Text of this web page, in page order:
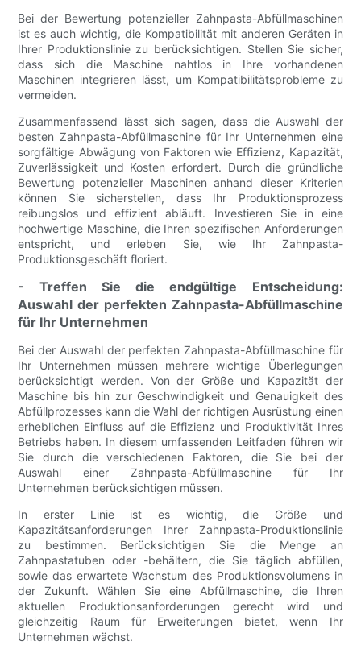
Bei der Bewertung potenzieller Zahnpasta-Abfüllmaschinen
ist es auch wichtig, die Kompatibilität mit anderen Geräten in
Ihrer Produktionslinie zu berücksichtigen. Stellen Sie sicher,
dass sich die Maschine nahtlos in Ihre vorhandenen
Maschinen integrieren lässt, um Kompatibilitätsprobleme zu
vermeiden.
Zusammenfassend lässt sich sagen, dass die Auswahl der
besten Zahnpasta-Abfüllmaschine für Ihr Unternehmen eine
sorgfältige Abwägung von Faktoren wie Effizienz, Kapazität,
Zuverlässigkeit und Kosten erfordert. Durch die gründliche
Bewertung potenzieller Maschinen anhand dieser Kriterien
können Sie sicherstellen, dass Ihr Produktionsprozess
reibungslos und effizient abläuft. Investieren Sie in eine
hochwertige Maschine, die Ihren spezifischen Anforderungen
entspricht, und erleben Sie, wie Ihr Zahnpasta-
Produktionsgeschäft floriert.
- Treffen Sie die endgültige Entscheidung:
Auswahl der perfekten Zahnpasta-Abfüllmaschine
für Ihr Unternehmen
Bei der Auswahl der perfekten Zahnpasta-Abfüllmaschine für
Ihr Unternehmen müssen mehrere wichtige Überlegungen
berücksichtigt werden. Von der Größe und Kapazität der
Maschine bis hin zur Geschwindigkeit und Genauigkeit des
Abfüllprozesses kann die Wahl der richtigen Ausrüstung einen
erheblichen Einfluss auf die Effizienz und Produktivität Ihres
Betriebs haben. In diesem umfassenden Leitfaden führen wir
Sie durch die verschiedenen Faktoren, die Sie bei der
Auswahl einer Zahnpasta-Abfüllmaschine für Ihr
Unternehmen berücksichtigen müssen.
In erster Linie ist es wichtig, die Größe und
Kapazitätsanforderungen Ihrer Zahnpasta-Produktionslinie
zu bestimmen. Berücksichtigen Sie die Menge an
Zahnpastatuben oder -behältern, die Sie täglich abfüllen,
sowie das erwartete Wachstum des Produktionsvolumens in
der Zukunft. Wählen Sie eine Abfüllmaschine, die Ihren
aktuellen Produktionsanforderungen gerecht wird und
gleichzeitig Raum für Erweiterungen bietet, wenn Ihr
Unternehmen wächst.